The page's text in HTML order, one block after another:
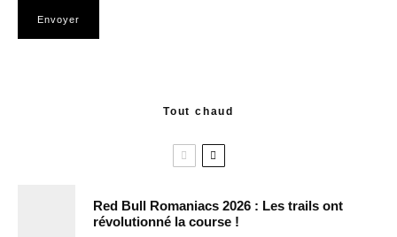
Tout chaud
Red Bull Romaniacs 2026 : Les trails ont
révolutionné la course !